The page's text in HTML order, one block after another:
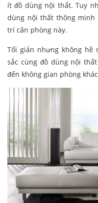
ít đồ dùng nội thất. Tuy
dùng nội thất thông
trí căn phòng này.
Tối giản nhưng không hề
sắc cùng đồ dùng nội
đến không gian phòng